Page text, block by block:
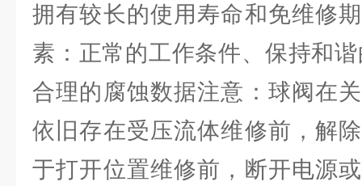
拥有较长的使用寿命和免维修
素：正常的工作条件、保持和
合理的腐蚀数据注意：球阀在
依旧存在受压流体维修前，解
于打开位置维修前，断开电源